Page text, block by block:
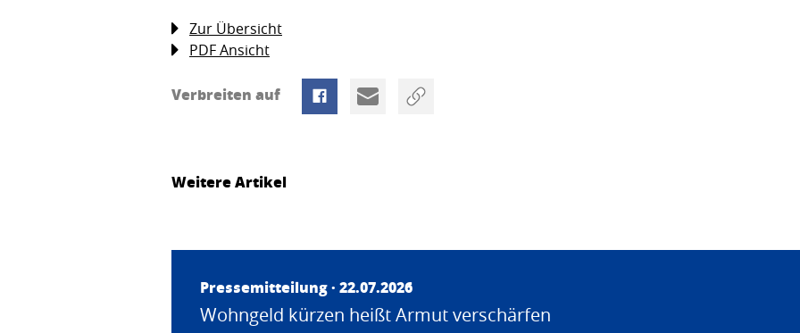
Zur Übersicht
PDF Ansicht
Verbreiten auf
Weitere Artikel
Pressemitteilung · 22.07.2026
Wohngeld kürzen heißt Armut verschärfen